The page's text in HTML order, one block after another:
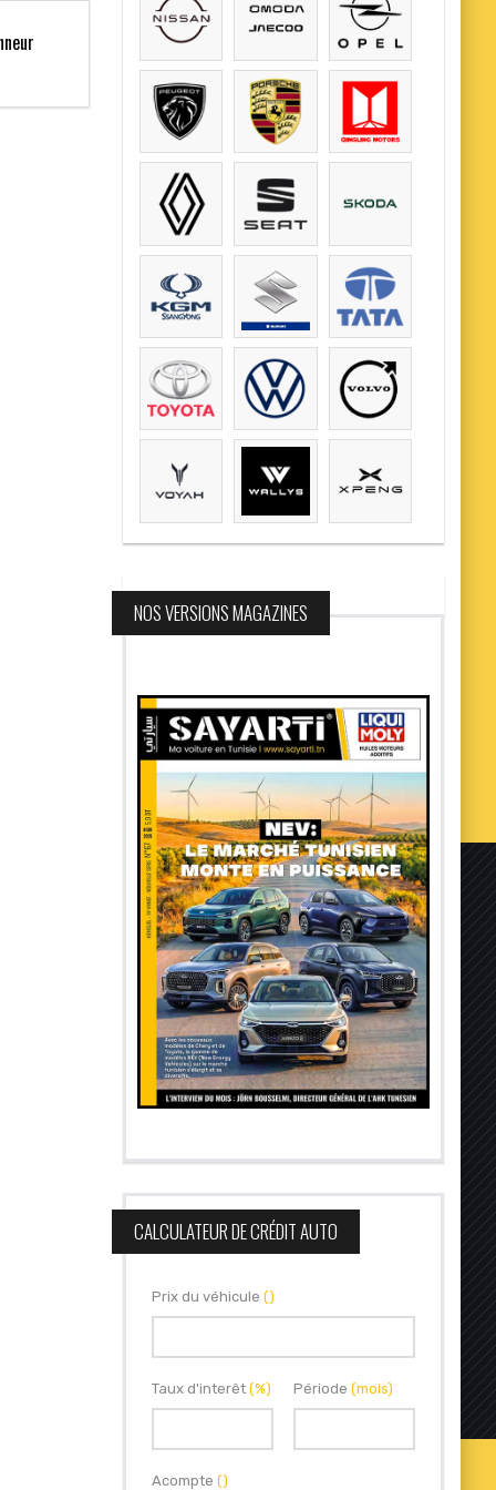
NOS VERSIONS MAGAZINES
CALCULATEUR DE CRÉDIT AUTO
Prix du véhicule ()
Taux d'interêt (%) Période (mois)
Acompte ()